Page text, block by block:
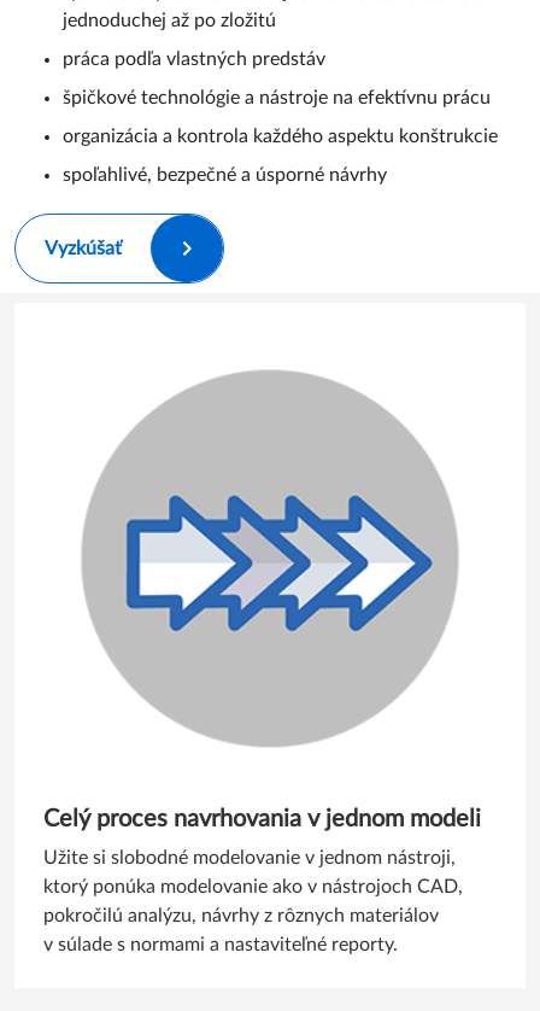
jednoduchej až po zložitú
práca podľa vlastných predstáv
špičkové technológie a nástroje na efektívnu prácu
organizácia a kontrola každého aspektu konštrukcie
spoľahlivé, bezpečné a úsporné návrhy
Vyzkúšať
Celý proces navrhovania v jednom modeli
Užite si slobodné modelovanie v jednom nástroji,
ktorý ponúka modelovanie ako v nástrojoch CAD,
pokročilú analýzu, návrhy z rôznych materiálov
v súlade s normami a nastaviteľné reporty.